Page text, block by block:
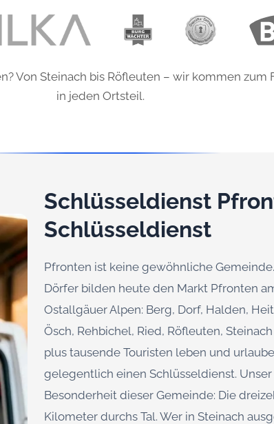
Von Steinach bis Röfleuten – wir kommen zum
in jeden Ortsteil.
Schlüsseldienst
Schlüsseldienst
Pfronten ist keine gewöhnliche
Dörfer bilden heute den Markt Pfronten
Ostallgäuer Alpen: Berg, Dorf, Halden,
Ösch, Rehbichel, Ried, Röfleuten,
plus tausende Touristen leben und
gelegentlich einen Schlüsseldienst.
Besonderheit dieser Gemeinde: Die
Kilometer durchs Tal. Wer in Steinach